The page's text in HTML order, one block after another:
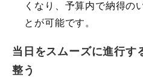
くなり、予算内で納得の
とが可能です。
当日をスムーズに進行す
整う